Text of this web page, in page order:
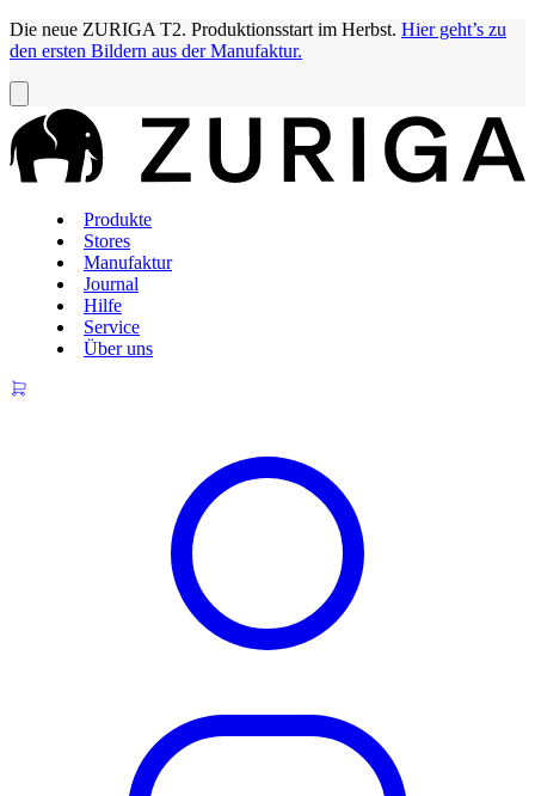
Die neue ZURIGA T2. Produktionsstart im Herbst. Hier geht’s zu
den ersten Bildern aus der Manufaktur.
Produkte
Stores
Manufaktur
Journal
Hilfe
Service
Über uns